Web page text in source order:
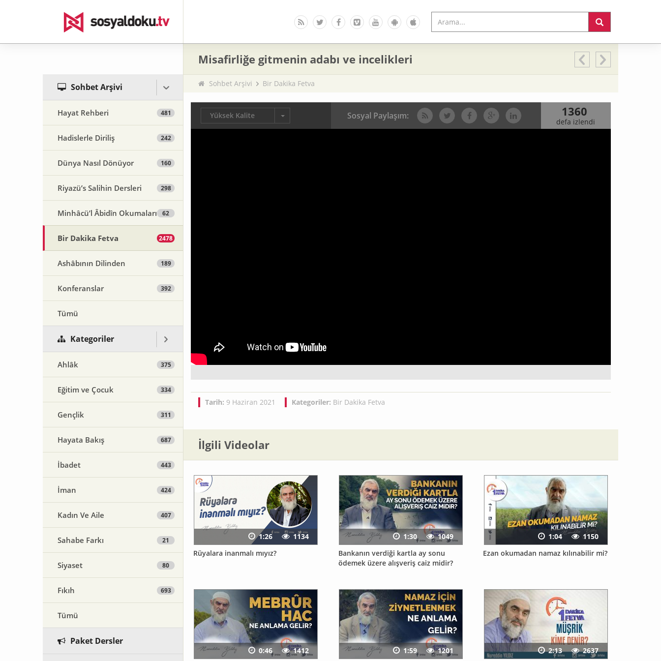
Sohbet Arşivi
Hayat Rehberi 481
Hadislerle Diriliş 242
Dünya Nasıl Dönüyor 160
Riyazü’s Salihin Dersleri 298
Minhâcü’l Âbidîn Okumaları 62
Bir Dakika Fetva 2478
Ashâbının Dilinden 189
Konferanslar 392
Tümü
Kategoriler
Ahlâk 375
Eğitim ve Çocuk 334
Gençlik 311
Hayata Bakış 687
İbadet 443
İman 424
Kadın Ve Aile 407
Sahabe Farkı 21
Siyaset 80
Fıkıh 693
Tümü
Paket Dersler
Misafirliğe gitmenin adabı ve incelikleri
Sohbet Arşivi Bir Dakika Fetva
Yüksek Kalite Sosyal Paylaşım: 1360
defa izlendi
Tarih: 9 Haziran 2021 Kategoriler: Bir Dakika Fetva
İlgili Videolar
Rüyalara inanmalı mıyız?
1:26
1134
Bankanın verdiği kartla ay sonu
ödemek üzere alışveriş caiz midir?
1:30
1049
Ezan okumadan namaz kılınabilir mi?
1:04 1150
0:46 1412 1:59 1201 2:13 2637